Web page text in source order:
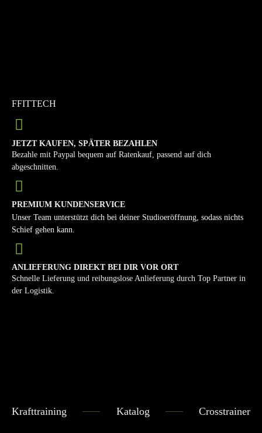
FFITTECH
JETZT KAUFEN, SPÄTER BEZAHLEN
Bezahle mit Paypal bequem auf Ratenkauf, passend auf dich
abgeschnitten.
PREMIUM KUNDENSERVICE
Unser Team unterstützt dich bei deiner Studioeröffnung, sodass nichts
Schief gehen kann.
ANLIEFERUNG DIREKT BEI DIR VOR ORT
Schnelle Lieferung und reibungslose Anlieferung durch Top Partner in
der Logistik.
Krafttraining Katalog Crosstrainer